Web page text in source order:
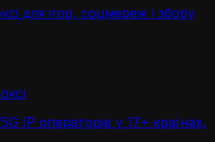
для ігор, соцмереж і збору
IP операторів у 17+ країнах.